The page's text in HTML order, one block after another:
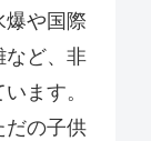
爆や国際
など、非
ます。
だの子供